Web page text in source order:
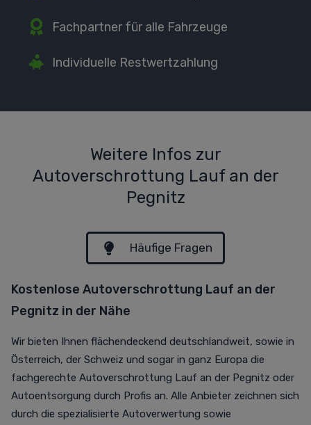
Fachpartner für alle Fahrzeuge
Individuelle Restwertzahlung
Weitere Infos zur
Autoverschrottung Lauf an der
Pegnitz
Häufige Fragen
Kostenlose Autoverschrottung Lauf an der
Pegnitz in der Nähe
Wir bieten Ihnen flächendeckend deutschlandweit, sowie in
Österreich, der Schweiz und sogar in ganz Europa die
fachgerechte Autoverschrottung Lauf an der Pegnitz oder
Autoentsorgung durch Profis an. Alle Anbieter zeichnen sich
durch die spezialisierte Autoverwertung sowie